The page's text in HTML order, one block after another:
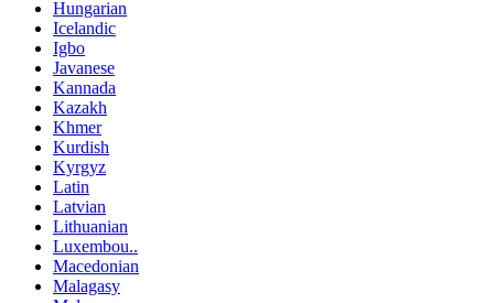
Hungarian
Icelandic
Igbo
Javanese
Kannada
Kazakh
Khmer
Kurdish
Kyrgyz
Latin
Latvian
Lithuanian
Luxembou..
Macedonian
Malagasy